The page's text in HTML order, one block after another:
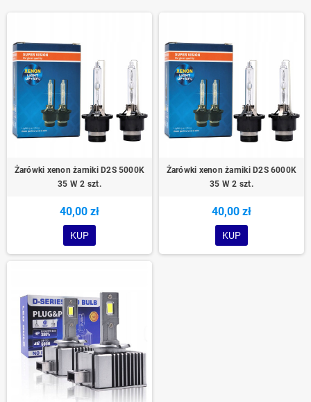
Żarówki xenon żarniki D2S 5000K
35 W 2 szt.
40,00 zł
KUP
Żarówki xenon żarniki D2S 6000K
35 W 2 szt.
40,00 zł
KUP